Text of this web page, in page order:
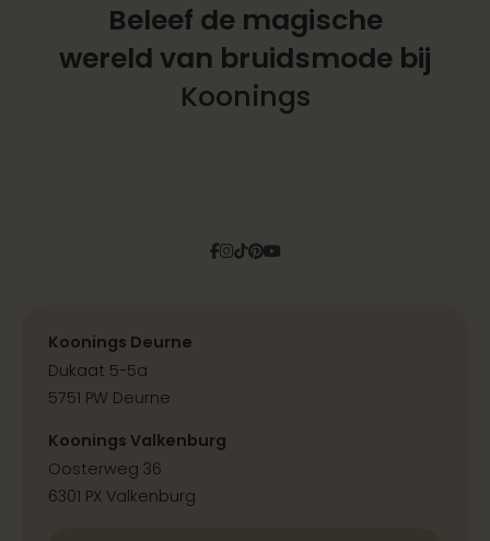
Beleef de magische
wereld van bruidsmode bij
Koonings
Facebook
Instagram
Tiktok
Pinterest
YouTube
Koonings Deurne
Dukaat 5-5a
5751 PW Deurne
Koonings Valkenburg
Oosterweg 36
6301 PX Valkenburg